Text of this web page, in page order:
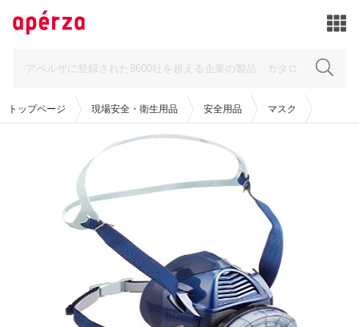
トップページ 現場安全・衛生用品 安全用品 マスク